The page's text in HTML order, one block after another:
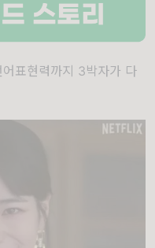
표현력까지 3박자가 다